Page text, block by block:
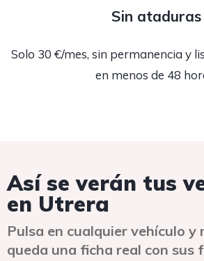
Sin ataduras
Solo 30 €/mes, sin permanencia y
en menos de 48
Así se verán tus
en Utrera
Pulsa en cualquier vehículo y
queda una ficha real con sus